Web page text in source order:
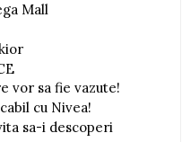
Mall
vor sa fie vazute!
cu Nivea!
sa-i descoperi